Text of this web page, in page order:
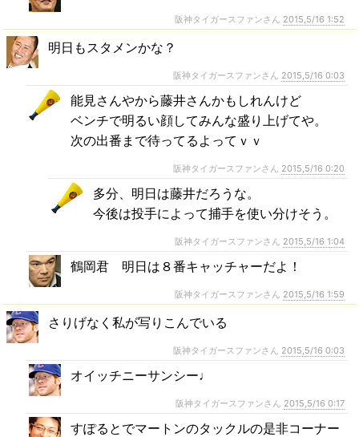
阪神タイガースファンさん 2015,5/16 1:52
明日もスタメンかな？
阪神タイガースファンさん 2015,5/16 0:03
能見さんやから藤井さんかもしれんけど
ベンチで明るい顔してみんな盛り上げてや。
次の出番まで待ってるよってｖｖ
阪神タイガースファンさん 2015,5/16 0:20
多分、明日は藤井だろうな。
今後は投手によって捕手を使い分けそう。
阪神タイガースファンさん 2015,5/16 1:04
鶴岡君 明日は８番キャッチャーだよ！
阪神タイガースファンさん 2015,5/16 1:59
さりげなく私が写りこんでいる
阪神タイガースファンさん 2015,5/16 0:03
オイッチニーサンシー♩
阪神タイガースファンさん 2015,5/16 0:17
すぽるとでマートンのタックルの是非コーナー